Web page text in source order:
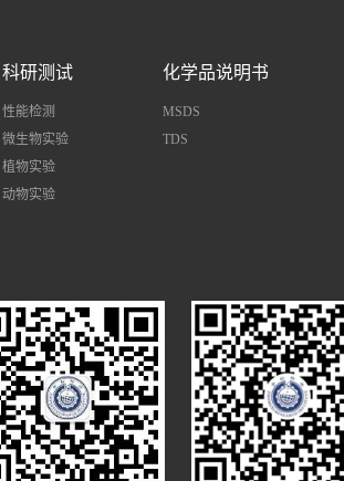
科研测试
性能检测
微生物实验
植物实验
动物实验
化学品说明书
MSDS
TDS